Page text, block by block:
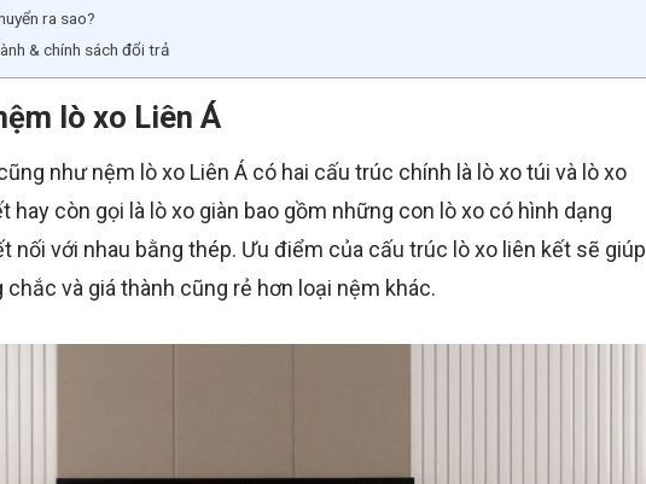
ra sao?
& chính sách đổi trả
lò xo Liên Á
như nệm lò xo Liên Á có hai cấu trúc chính là lò xo túi và lò xo
hay còn gọi là lò xo giàn bao gồm những con lò xo có hình dạng
nối với nhau bằng thép. Ưu điểm của cấu trúc lò xo liên kết sẽ giúp
và giá thành cũng rẻ hơn loại nệm khác.